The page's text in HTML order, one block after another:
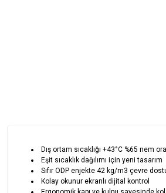
Dış ortam sıcaklığı +43°C %65 nem
Eşit sıcaklık dağılımı için yeni tasarım
Sıfır ODP enjekte 42 kg/m3 çevre
Kolay okunur ekranlı dijital kontrol